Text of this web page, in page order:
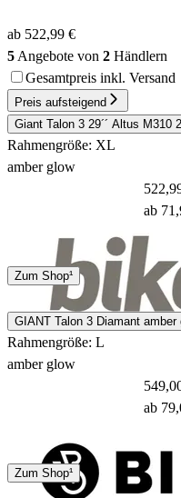
ab 522,99 €
5 Angebote von 2 Händlern
Gesamtpreis inkl. Versand
Preis aufsteigend
Giant Talon 3 29´´ Altus M310
Rahmengröße: XL
amber glow
Spedition
10 - 12 Tage
ab
Zum Shop¹
GIANT Talon 3 Diamant amber
Rahmengröße: L
amber glow
4 - 7 Tage
ab
Zum Shop¹